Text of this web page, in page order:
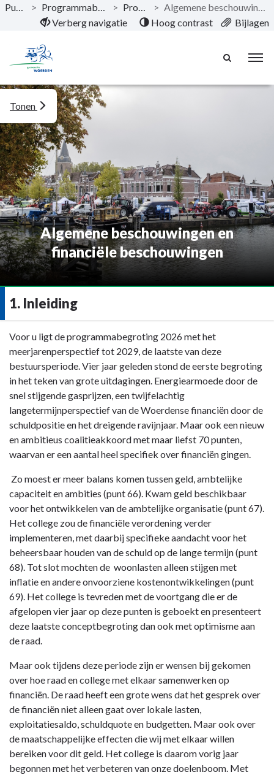
Naar hoofdinhoud
Publicaties > Programmabegroting 2026 - 2029 > Programma's >
Algemene beschouwingen en financiële beschouwingen
Verberg navigatie
Hoog contrast Bijlagen
Algemene beschouwingen en
financiële beschouwingen
Tonen
1. Inleiding
Terug
naar
navigatie
Inleiding
Inleiding
Voor u ligt de programmabegroting 2026 met het
meerjarenperspectief tot 2029, de laatste van deze
bestuursperiode. Vier jaar geleden stond de eerste begroting
in het teken van grote uitdagingen. Energiearmoede door de
snel stijgende gasprijzen, een twijfelachtig
langetermijnperspectief van de Woerdense financiën door de
schuldpositie en het dreigende ravijnjaar. Maar ook een nieuw
en ambitieus coalitieakkoord met maar liefst 70 punten,
waarvan er een aantal heel specifiek over financiën gingen.
Zo moest er meer balans komen tussen geld, ambtelijke
capaciteit en ambities (punt 66). Kwam geld beschikbaar
voor het ontwikkelen van de ambtelijke organisatie (punt 67).
Het college zou de financiële verordening verder
implementeren, met daarbij specifieke aandacht voor het
beheersbaar houden van de schuld op de lange termijn (punt
68). Tot slot mochten de woonlasten alleen stijgen met
inflatie en andere onvoorziene kostenontwikkelingen (punt
69). Het college is tevreden met de voortgang die er de
afgelopen vier jaar op deze punten is geboekt en presenteert
deze laatste conceptbegroting dan ook met optimisme aan
de raad.
Maar ook tijdens deze periode zijn er wensen bij gekomen
over hoe raad en college met elkaar samenwerken op
financiën. De raad heeft een grote wens dat het gesprek over
de financiën niet alleen gaat over lokale lasten,
exploitatiesaldo, schuldquote en budgetten. Maar ook over
de maatschappelijke effecten die wij met elkaar willen
bereiken voor dit geld. Het college is daarom vorig jaar
begonnen met het verbeteren van onze doelenboom. Met